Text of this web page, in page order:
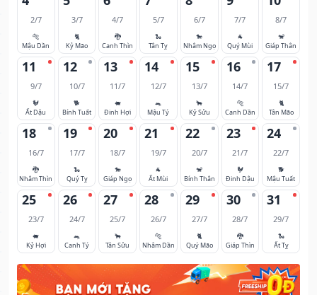
2/7
🐅
Mậu Dần
3/7
🐈
Kỷ Mão
4/7
🐉
Canh Thìn
5/7
🐍
Tân Tỵ
6/7
🐎
Nhâm Ngọ
7/7
🐐
Quý Mùi
8/7
🐒
Giáp Thân
11
9/7
🐓
Ất Dậu
12
10/7
🐕
Bính Tuất
13
11/7
🐖
Đinh Hợi
14
12/7
🐀
Mậu Tý
15
13/7
🐂
Kỷ Sửu
16
14/7
🐅
Canh Dần
17
15/7
🐈
Tân Mão
18
16/7
🐉
Nhâm Thìn
19
17/7
🐍
Quý Tỵ
20
18/7
🐎
Giáp Ngọ
21
19/7
🐐
Ất Mùi
22
20/7
🐒
Bính Thân
23
21/7
🐓
Đinh Dậu
24
22/7
🐕
Mậu Tuất
25
23/7
🐖
Kỷ Hợi
26
24/7
🐀
Canh Tý
27
25/7
🐂
Tân Sửu
28
26/7
🐅
Nhâm Dần
29
27/7
🐈
Quý Mão
30
28/7
🐉
Giáp Thìn
31
29/7
🐍
Ất Tỵ